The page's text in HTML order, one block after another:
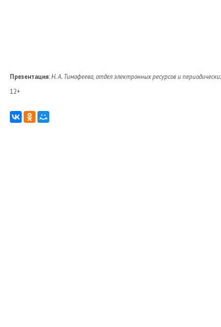
Презентация:Н. А. Тимофеева, отдел электронных ресурсов и
12+